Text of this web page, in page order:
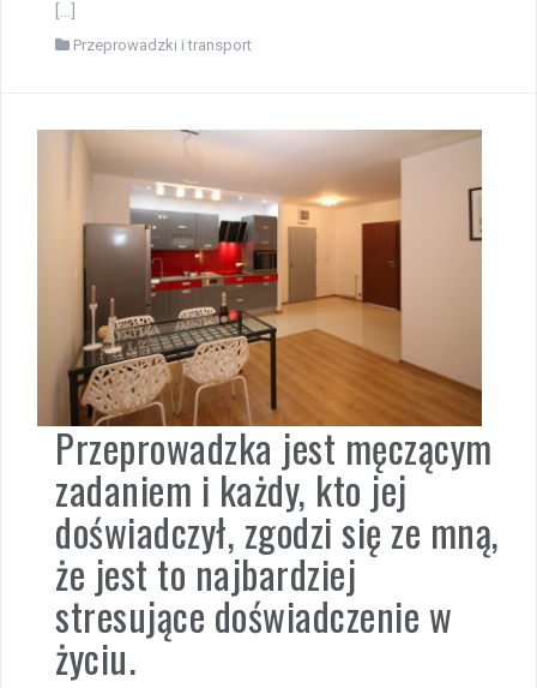
Przeprowadzki i transport
Przeprowadzka jest męczącym
zadaniem i każdy, kto jej
doświadczył, zgodzi się ze mną,
że jest to najbardziej
stresujące doświadczenie w
życiu.